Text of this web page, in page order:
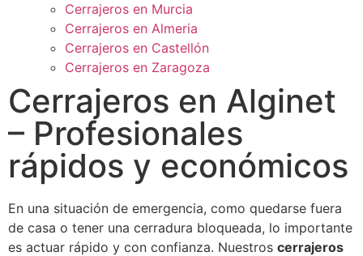
Cerrajeros en Murcia
Cerrajeros en Almeria
Cerrajeros en Castellón
Cerrajeros en Zaragoza
Cerrajeros en Alginet
– Profesionales
rápidos y económicos
En una situación de emergencia, como quedarse fuera
de casa o tener una cerradura bloqueada, lo importante
es actuar rápido y con confianza. Nuestros cerrajeros